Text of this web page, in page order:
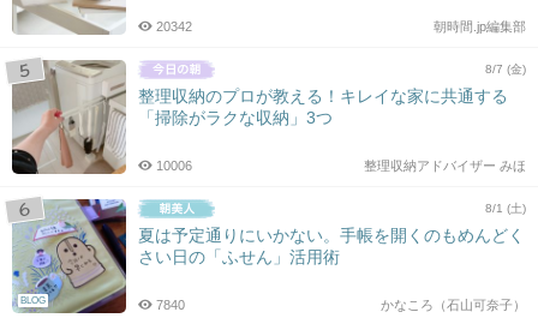
朝時間.jp編集部
20342
8/7 (金)
整理収納のプロが教える！キレイな家に共通する
「掃除がラクな収納」3つ
整理収納アドバイザー みほ
10006
BLOG
8/1 (土)
夏は予定通りにいかない。手帳を開くのもめんどく
さい日の「ふせん」活用術
かなころ（石山可奈子）
7840